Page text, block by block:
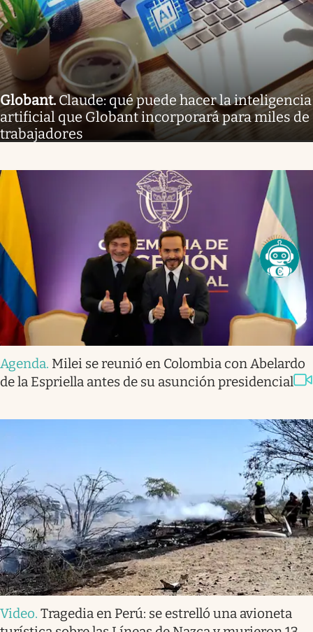
Globant.Claude: qué puede hacer la inteligencia
artificial que Globant incorporará para miles de
trabajadores
Agenda. Milei se reunió en Colombia con Abelardo
de la Espriella antes de su asunción presidencial
Video. Tragedia en Perú: se estrelló una avioneta